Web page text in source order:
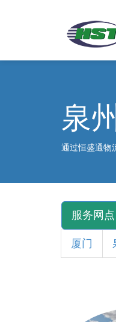
泉州
通过恒盛通物
服务网点
厦门